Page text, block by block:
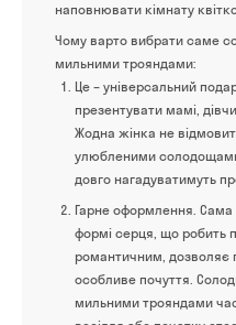
наповнювати кімнату
Чому варто вибрати саме
мильними трояндами:
Це – універсальний
презентувати мамі,
Жодна жінка не
улюбленими солодощами
довго нагадуватимуть
Гарне оформлення. Сама
формі серця, що робить
романтичним, дозволяє
особливе почуття.
мильними трояндами